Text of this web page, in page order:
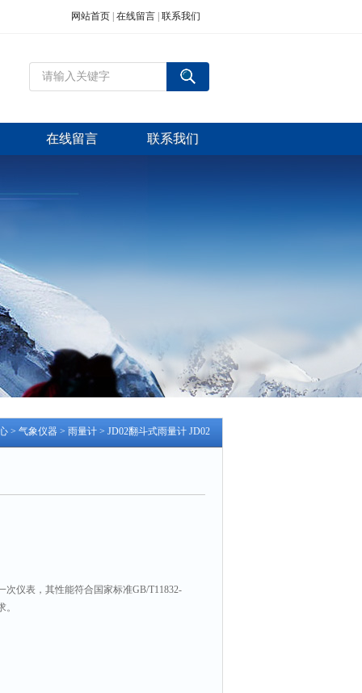
网站首页 在线留言 联系我们
在线留言 联系我们
> 气象仪器 > 雨量计 > JD02翻斗式雨量计 JD02
表，其性能符合国家标准GB/T11832-